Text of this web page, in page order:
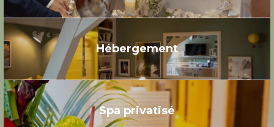
Hébergement
Spa privatisé